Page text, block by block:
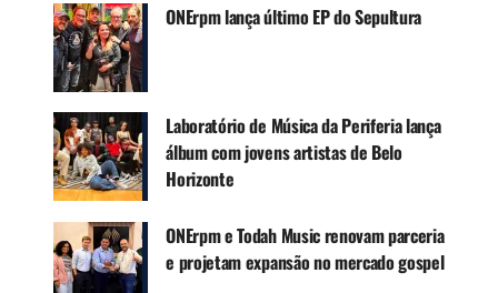
contribuindo com seu estilo inconfundível
entregam um hit que chega com o objetivo de
quebrar todas as fronteiras. A música perfeita
para se divertir e entregar tudo de si!
CONTINUE ACOMPANHANDO
Receba novas matérias do Música & Mercado no
WhatsApp e no Google News.
ONErpm lança último EP do Sepultura
Laboratório de Música da Periferia lança
álbum com jovens artistas de Belo
Horizonte
ONErpm e Todah Music renovam parceria
e projetam expansão no mercado gospel